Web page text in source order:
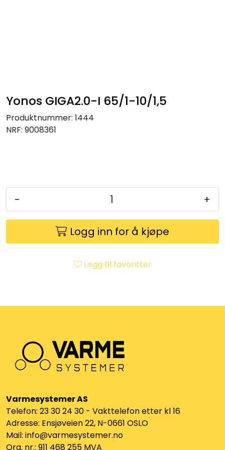
Yonos GIGA2.0-I 65/1-10/1,5
Produktnummer: 1444
NRF: 9008361
- +
Logg inn for å kjøpe
Legg til favoritter
Varmesystemer AS
Telefon: 23 30 24 30 - Vakttelefon etter kl 16
Adresse: Ensjøveien 22, N-0661 OSLO
Mail: info@varmesystemer.no
Org. nr.: 911 468 255 MVA
Galv pressdeler
Flexpress
Klemringskoblinger
Planfront radiatorer
Rør
Watersafe
Elektrokjeler